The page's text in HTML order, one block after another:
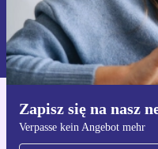
Zapisz się na nasz
Verpasse kein Angebot mehr
Informacje na temat
naszej
Polityce prywatności
Dla